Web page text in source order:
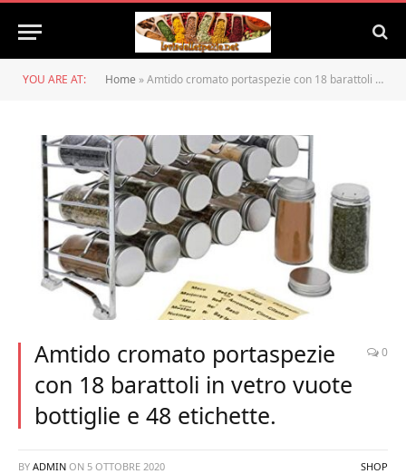
YOU ARE AT: Home »Amtido cromato portaspezie con 18 barattoli in vetro vuote bottiglie e 48 etichette.
Amtido cromato portaspezie
con 18 barattoli in vetro vuote
bottiglie e 48 etichette.
0
BY ADMIN ON 5 OTTOBRE 2020 SHOP